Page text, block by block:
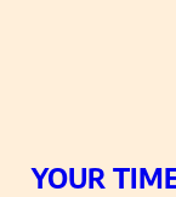
YOUR